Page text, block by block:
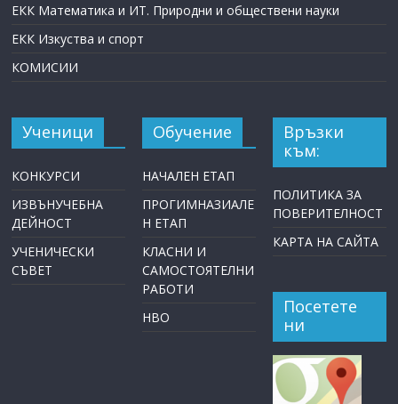
ЕКК Математика и ИТ. Природни и обществени науки
ЕКК Изкуства и спорт
КОМИСИИ
Ученици
КОНКУРСИ
ИЗВЪНУЧЕБНА
ДЕЙНОСТ
УЧЕНИЧЕСКИ
СЪВЕТ
Обучение
НАЧАЛЕН ЕТАП
ПРОГИМНАЗИАЛЕ
Н ЕТАП
КЛАСНИ И
САМОСТОЯТЕЛНИ
РАБОТИ
НВО
Връзки
към:
ПОЛИТИКА ЗА
ПОВЕРИТЕЛНОСТ
КАРТА НА САЙТА
Посетете
ни